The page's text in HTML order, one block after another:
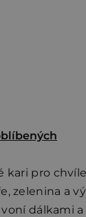
kari pro
zelenina a
dálkami